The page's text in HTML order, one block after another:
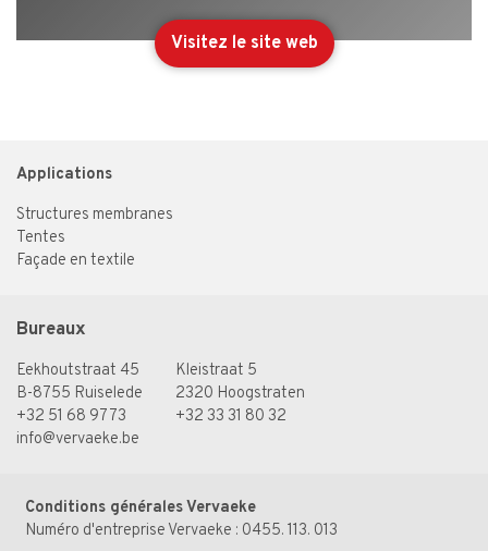
Visitez le site web
Applications
Structures membranes
Tentes
Façade en textile
Bureaux
Eekhoutstraat 45
B-8755 Ruiselede
+32 51 68 97 73
info@vervaeke.be
Kleistraat 5
2320 Hoogstraten
+32 33 31 80 32
Conditions générales Vervaeke
Numéro d'entreprise Vervaeke : 0455. 113. 013